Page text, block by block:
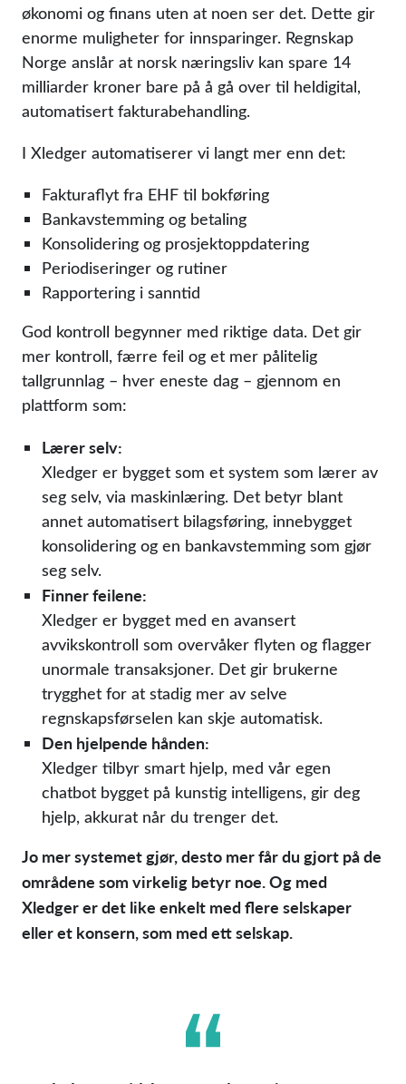
økonomi og finans uten at noen ser det. Dette gir
enorme muligheter for innsparinger. Regnskap
Norge anslår at norsk næringsliv kan spare 14
milliarder kroner bare på å gå over til heldigital,
automatisert fakturabehandling.
I Xledger automatiserer vi langt mer enn det:
Fakturaflyt fra EHF til bokføring
Bankavstemming og betaling
Konsolidering og prosjektoppdatering
Periodiseringer og rutiner
Rapportering i sanntid
God kontroll begynner med riktige data. Det gir
mer kontroll, færre feil og et mer pålitelig
tallgrunnlag – hver eneste dag – gjennom en
plattform som:
Lærer selv:
Xledger er bygget som et system som lærer av
seg selv, via maskinlæring. Det betyr blant
annet automatisert bilagsføring, innebygget
konsolidering og en bankavstemming som gjør
seg selv.
Finner feilene:
Xledger er bygget med en avansert
avvikskontroll som overvåker flyten og flagger
unormale transaksjoner. Det gir brukerne
trygghet for at stadig mer av selve
regnskapsførselen kan skje automatisk.
Den hjelpende hånden:
Xledger tilbyr smart hjelp, med vår egen
chatbot bygget på kunstig intelligens, gir deg
hjelp, akkurat når du trenger det.
Jo mer systemet gjør, desto mer får du gjort på de
områdene som virkelig betyr noe. Og med
Xledger er det like enkelt med flere selskaper
eller et konsern, som med ett selskap.